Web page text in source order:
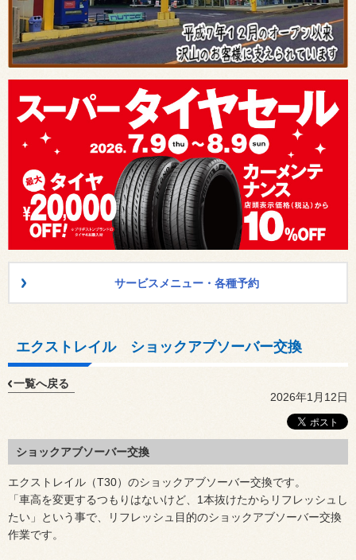
サービスメニュー・各種予約
エクストレイル ショックアブソーバー交換
一覧へ戻る
2026年1月12日
ショックアブソーバー交換
エクストレイル（T30）のショックアブソーバー交換です。
「車高を変更するつもりはないけど、1本抜けたからリフレッシュし
たい」という事で、リフレッシュ目的のショックアブソーバー交換
作業です。